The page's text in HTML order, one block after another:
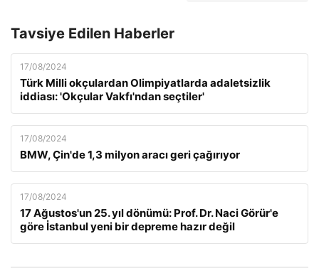
Tavsiye Edilen Haberler
17/08/2024
Türk Milli okçulardan Olimpiyatlarda adaletsizlik
iddiası: 'Okçular Vakfı'ndan seçtiler'
17/08/2024
BMW, Çin'de 1,3 milyon aracı geri çağırıyor
17/08/2024
17 Ağustos'un 25. yıl dönümü: Prof. Dr. Naci Görür'e
göre İstanbul yeni bir depreme hazır değil